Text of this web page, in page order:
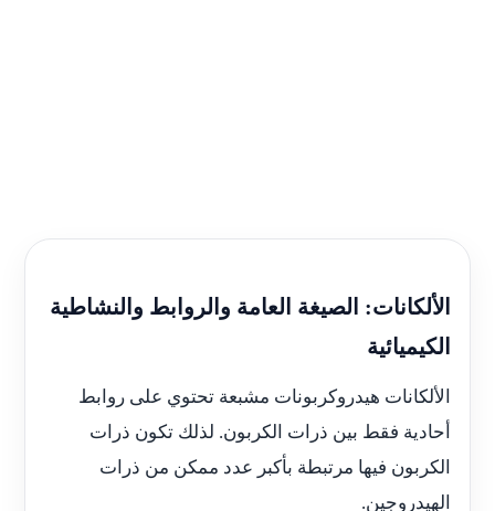
الألكانات: الصيغة العامة والروابط والنشاطية
الكيميائية
الألكانات هيدروكربونات مشبعة تحتوي على روابط
أحادية فقط بين ذرات الكربون. لذلك تكون ذرات
الكربون فيها مرتبطة بأكبر عدد ممكن من ذرات
الهيدروجين.